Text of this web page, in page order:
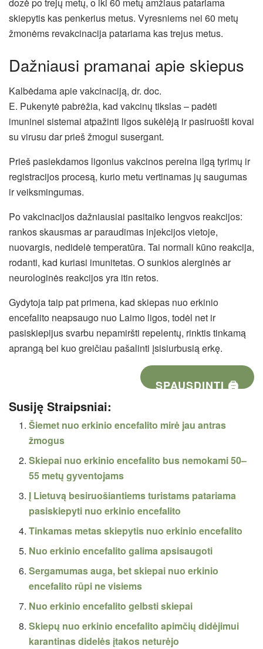
skiepytis kas penkerius metus. Vyresniems nei 60 metų
žmonėms revakcinacija patariama kas trejus metus.
Dažniausi pramanai apie skiepus
Kalbėdama apie vakcinaciją, dr. doc.
E. Pukenytė pabrėžia, kad vakcinų tikslas – padėti
imuninei sistemai atpažinti ligos sukėlėją ir pasiruošti kovai
su virusu dar prieš žmogui susergant.
Prieš pasiekdamos ligonius vakcinos pereina ilgą tyrimų ir
registracijos procesą, kurio metu vertinamas jų saugumas
ir veiksmingumas.
Po vakcinacijos dažniausiai pasitaiko lengvos reakcijos:
rankos skausmas ar paraudimas injekcijos vietoje,
nuovargis, nedidelė temperatūra. Tai normali kūno reakcija,
rodanti, kad kuriasi imunitetas. O sunkios alerginės ar
neurologinės reakcijos yra itin retos.
Gydytoja taip pat primena, kad skiepas nuo erkinio
encefalito neapsaugo nuo Laimo ligos, todėl net ir
pasiskiepijus svarbu nepamiršti repelentų, rinktis tinkamą
aprangą bei kuo greičiau pašalinti įsisiurbusią erkę.
SPAUSDINTI 🖨
Susiję Straipsniai:
Šiemet nuo erkinio encefalito mirė jau antras
žmogus
Skiepai nuo erkinio encefalito bus nemokami 50–
55 metų gyventojams
Į Lietuvą besiruošiantiems turistams patariama
pasiskiepyti nuo erkinio encefalito
Tinkamas metas skiepytis nuo erkinio encefalito
Nuo erkinio encefalito galima apsisaugoti
Sergamumas auga, bet skiepai nuo erkinio
encefalito rūpi ne visiems
Nuo erkinio encefalito gelbsti skiepai
Skiepų nuo erkinio encefalito apimčių didėjimui
karantinas didelės įtakos neturėjo